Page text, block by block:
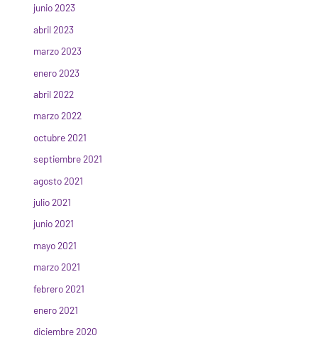
junio 2023
abril 2023
marzo 2023
enero 2023
abril 2022
marzo 2022
octubre 2021
septiembre 2021
agosto 2021
julio 2021
junio 2021
mayo 2021
marzo 2021
febrero 2021
enero 2021
diciembre 2020